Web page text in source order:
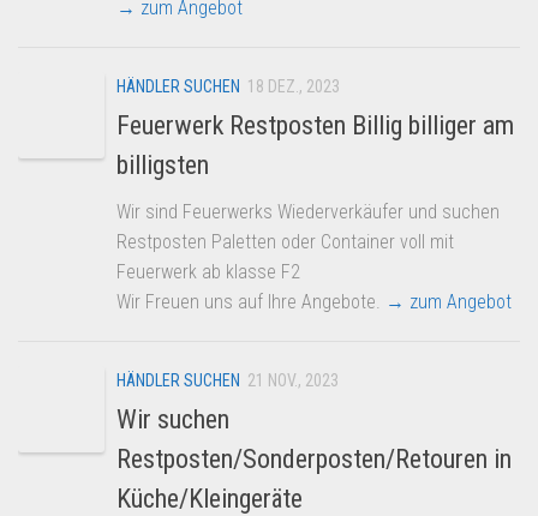
→ zum Angebot
HÄNDLER SUCHEN 18 DEZ., 2023
Feuerwerk Restposten Billig billiger am
billigsten
Wir sind Feuerwerks Wiederverkäufer und suchen
Restposten Paletten oder Container voll mit
Feuerwerk ab klasse F2
Wir Freuen uns auf Ihre Angebote. → zum Angebot
HÄNDLER SUCHEN 21 NOV., 2023
Wir suchen
Restposten/Sonderposten/Retouren in
Küche/Kleingeräte